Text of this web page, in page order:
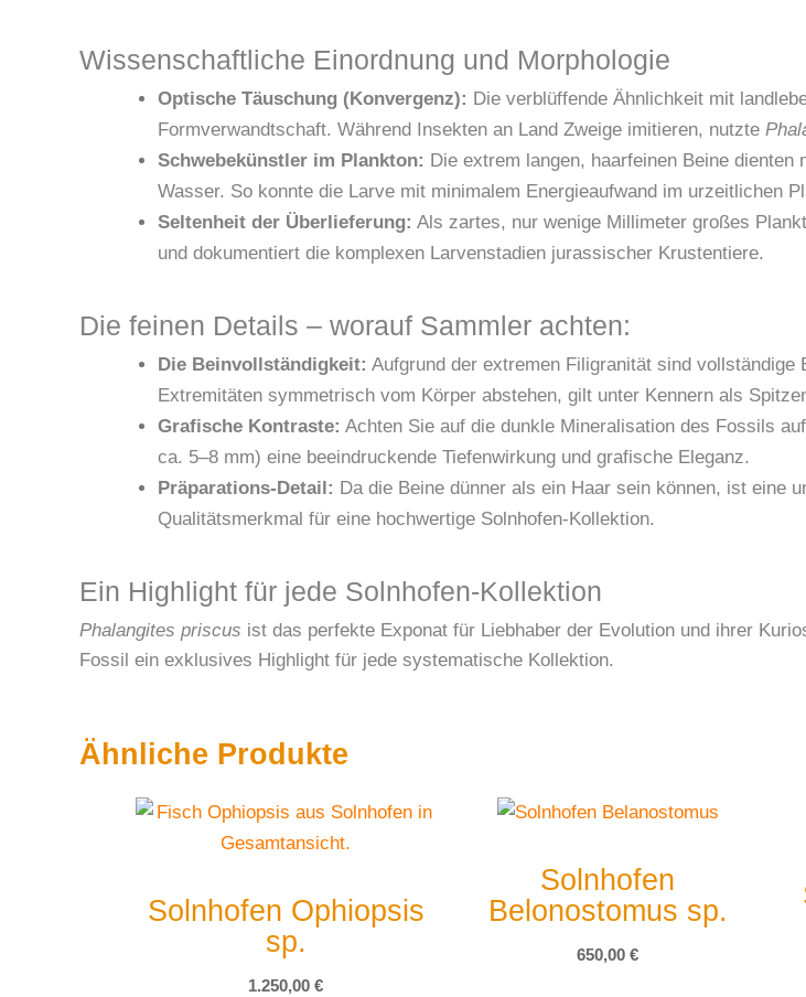
Wissenschaftliche Einordnung und Morphologie
Optische Täuschung (Konvergenz): Die verblüffende Ähnlichkeit mit
Formverwandtschaft. Während Insekten an Land Zweige imitieren, nutzte
Schwebekünstler im Plankton: Die extrem langen, haarfeinen Beine
Wasser. So konnte die Larve mit minimalem Energieaufwand im urzeitlichen
Seltenheit der Überlieferung: Als zartes, nur wenige Millimeter großes
und dokumentiert die komplexen Larvenstadien jurassischer Krustentiere.
Die feinen Details – worauf Sammler achten:
Die Beinvollständigkeit: Aufgrund der extremen Filigranität sind
Extremitäten symmetrisch vom Körper abstehen, gilt unter Kennern als
Grafische Kontraste: Achten Sie auf die dunkle Mineralisation des Fossils
ca. 5–8 mm) eine beeindruckende Tiefenwirkung und grafische Eleganz.
Präparations-Detail: Da die Beine dünner als ein Haar sein können, ist eine
Qualitätsmerkmal für eine hochwertige Solnhofen-Kollektion.
Ein Highlight für jede Solnhofen-Kollektion
Phalangites priscus ist das perfekte Exponat für Liebhaber der Evolution und ihrer
Fossil ein exklusives Highlight für jede systematische Kollektion.
Ähnliche Produkte
Solnhofen Ophiopsis
sp.
1.250,00€
Solnhofen
Belonostomus sp.
650,00€